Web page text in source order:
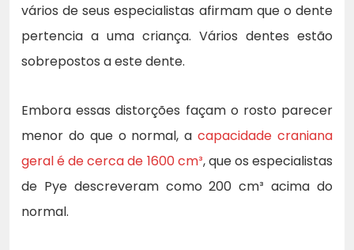
vários de seus especialistas afirmam que o dente
pertencia a uma criança. Vários dentes estão
sobrepostos a este dente.
Embora essas distorções façam o rosto parecer
menor do que o normal, acapacidade craniana
geral é de cerca de 1600 cm³, que os especialistas
de Pye descreveram como 200 cm³ acima do
normal.